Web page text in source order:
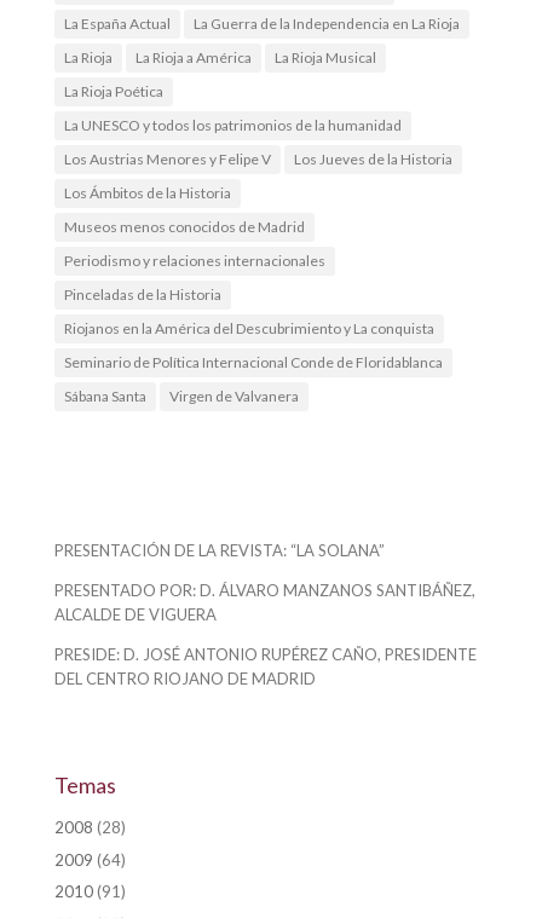
La España Actual
La Guerra de la Independencia en La Rioja
La Rioja
La Rioja a América
La Rioja Musical
La Rioja Poética
La UNESCO y todos los patrimonios de la humanidad
Los Austrias Menores y Felipe V
Los Jueves de la Historia
Los Ámbitos de la Historia
Museos menos conocidos de Madrid
Periodismo y relaciones internacionales
Pinceladas de la Historia
Riojanos en la América del Descubrimiento y La conquista
Seminario de Política Internacional Conde de Floridablanca
Sábana Santa
Virgen de Valvanera
PRESENTACIÓN DE LA REVISTA: “LA SOLANA”
PRESENTADO POR:D. ÁLVARO MANZANOS SANTIBÁÑEZ,
ALCALDE DE VIGUERA
PRESIDE:D. JOSÉ ANTONIO RUPÉREZ CAÑO, PRESIDENTE
DEL CENTRO RIOJANO DE MADRID
Temas
2008 (28)
2009 (64)
2010(91)